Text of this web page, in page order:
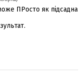
ПРосто як підсадна